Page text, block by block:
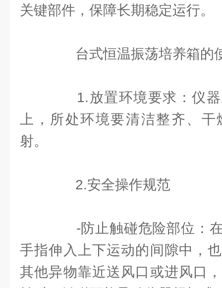
关键部件，保障长期稳定运行。
台式恒温振荡培养箱的
1.放置环境要求：仪器
上，所处环境要清洁整齐、
射。
2.安全操作规范
-防止触碰危险部位：在
手指伸入上下运动的间隙中，
其他异物靠近送风口或进风口